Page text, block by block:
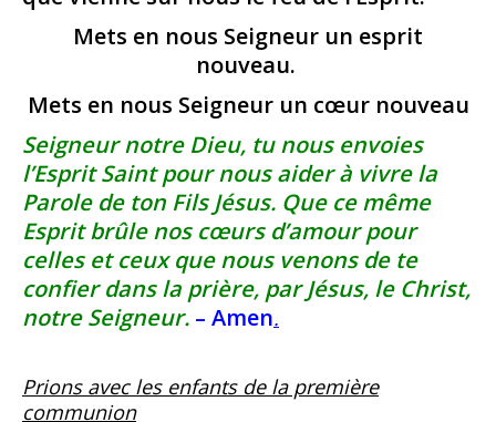
Mets en nous Seigneur un esprit
nouveau.
Mets en nous Seigneur un cœur nouveau
Seigneur notre Dieu, tu nous envoies
l’Esprit Saint pour nous aider à vivre la
Parole de ton Fils Jésus. Que ce même
Esprit brûle nos cœurs d’amour pour
celles et ceux que nous venons de te
confier dans la prière, par Jésus, le Christ,
notre Seigneur. – Amen.
Prions avec les enfants de la première
communion